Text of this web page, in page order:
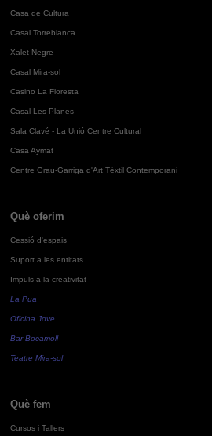
Casa de Cultura
Casal Torreblanca
Xalet Negre
Casal Mira-sol
Casino La Floresta
Casal Les Planes
Sala Clavé - La Unió Centre Cultural
Casa Aymat
Centre Grau-Garriga d'Art Tèxtil Contemporani
Què oferim
Cessió d'espais
Suport a les entitats
Impuls a la creativitat
La Pua
Oficina Jove
Bar Bocamoll
Teatre Mira-sol
Què fem
Cursos i Tallers